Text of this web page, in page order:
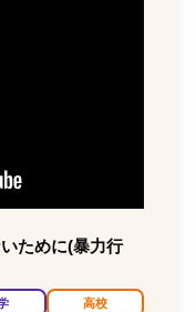
ために(暴力行
高校